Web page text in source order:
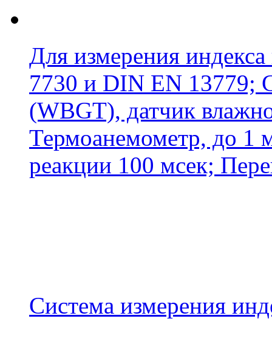
Для измерения
7730 и DIN EN 13779;
(WBGT), датчик
Термоанемометр, до 1
реакции 100 мсек;
Система измерения